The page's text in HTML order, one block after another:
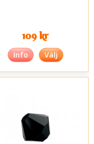
109 kr
Info Välj